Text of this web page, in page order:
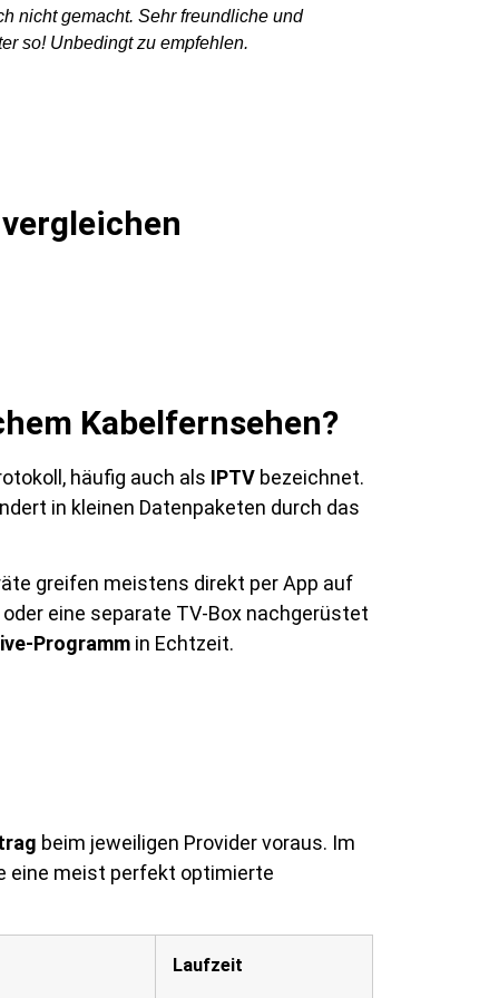
nicht gemacht. Sehr freundliche und
so! Unbedingt zu empfehlen.
Kabelfernsehen?
häufig auch als IPTV bezeichnet.
in kleinen Datenpaketen durch das
greifen meistens direkt per App auf
eine separate TV-Box nachgerüstet
Programm in Echtzeit.
beim jeweiligen Provider voraus. Im
eine meist perfekt optimierte
Laufzeit